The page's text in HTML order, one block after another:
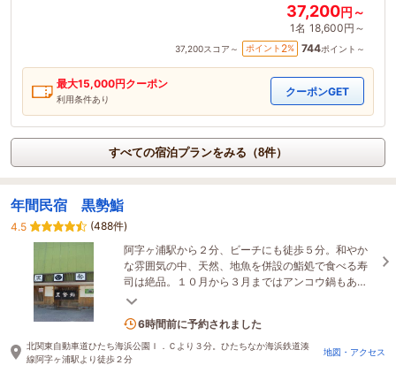
37,200円～
1名 18,600円～
37,200スコア～ ポイント 2% 744ポイント～
最大15,000円クーポン
利用条件あり
クーポンGET
すべての宿泊プランをみる（8件）
年間民宿 黒勢鮨
4.5
(488件)
阿字ヶ浦駅から２分、ビーチにも徒歩５分。和やか
な雰囲気の中、天然、地魚を併設の鮨処で食べる寿
司は絶品。１０月から３月まではアンコウ鍋もあ
り。浴場は２４時間入浴可。ゆっくりくつろごう。
2名がこの宿を見ています
6時間前に予約されました
北関東自動車道ひたち海浜公園Ｉ．Ｃより３分。ひたちなか海浜鉄道湊
線阿字ヶ浦駅より徒歩２分
地図・アクセス